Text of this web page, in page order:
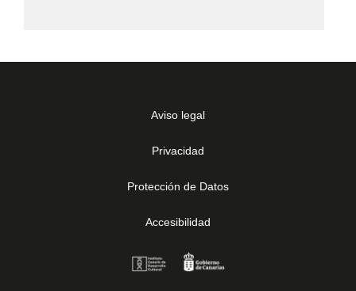
Aviso legal
Privacidad
Protección de Datos
Accesibilidad